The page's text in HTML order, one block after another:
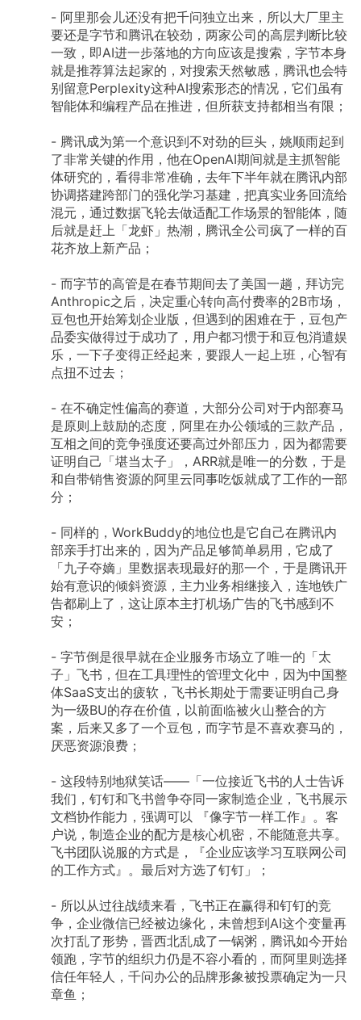
- 阿里那会儿还没有把千问独立出来，所以大厂里主
要还是字节和腾讯在较劲，两家公司的高层判断比较
一致，即AI进一步落地的方向应该是搜索，字节本身
就是推荐算法起家的，对搜索天然敏感，腾讯也会特
别留意Perplexity这种AI搜索形态的情况，它们虽有
智能体和编程产品在推进，但所获支持都相当有限；
- 腾讯成为第一个意识到不对劲的巨头，姚顺雨起到
了非常关键的作用，他在OpenAI期间就是主抓智能
体研究的，看得非常准确，去年下半年就在腾讯内部
协调搭建跨部门的强化学习基建，把真实业务回流给
混元，通过数据飞轮去做适配工作场景的智能体，随
后就是赶上「龙虾」热潮，腾讯全公司疯了一样的百
花齐放上新产品；
- 而字节的高管是在春节期间去了美国一趟，拜访完
Anthropic之后，决定重心转向高付费率的2B市场，
豆包也开始筹划企业版，但遇到的困难在于，豆包产
品委实做得过于成功了，用户都习惯于和豆包消遣娱
乐，一下子变得正经起来，要跟人一起上班，心智有
点扭不过去；
- 在不确定性偏高的赛道，大部分公司对于内部赛马
是原则上鼓励的态度，阿里在办公领域的三款产品，
互相之间的竞争强度还要高过外部压力，因为都需要
证明自己「堪当太子」，ARR就是唯一的分数，于是
和自带销售资源的阿里云同事吃饭就成了工作的一部
分；
- 同样的，WorkBuddy的地位也是它自己在腾讯内
部亲手打出来的，因为产品足够简单易用，它成了
「九子夺嫡」里数据表现最好的那一个，于是腾讯开
始有意识的倾斜资源，主力业务相继接入，连地铁广
告都刷上了，这让原本主打机场广告的飞书感到不
安；
- 字节倒是很早就在企业服务市场立了唯一的「太
子」飞书，但在工具理性的管理文化中，因为中国整
体SaaS支出的疲软，飞书长期处于需要证明自己身
为一级BU的存在价值，以前面临被火山整合的方
案，后来又多了一个豆包，而字节是不喜欢赛马的，
厌恶资源浪费；
- 这段特别地狱笑话——「一位接近飞书的人士告诉
我们，钉钉和飞书曾争夺同一家制造企业，飞书展示
文档协作能力，强调可以
『像字节一样工作』。客
户说，制造企业的配方是核心机密，不能随意共享。
飞书团队说服的方式是，『企业应该学习互联网公司
的工作方式』。最后对方选了钉钉」；
- 所以从过往战绩来看，飞书正在赢得和钉钉的竞
争，企业微信已经被边缘化，未曾想到AI这个变量再
次打乱了形势，晋西北乱成了一锅粥，腾讯如今开始
领跑，字节的组织力仍是不容小看的，而阿里则选择
信任年轻人，千问办公的品牌形象被投票确定为一只
章鱼；